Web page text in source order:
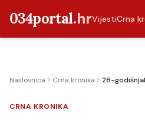
034portal.hrVijestiCrna
Naslovnica Crna kronika 28-
CRNA KRONIKA